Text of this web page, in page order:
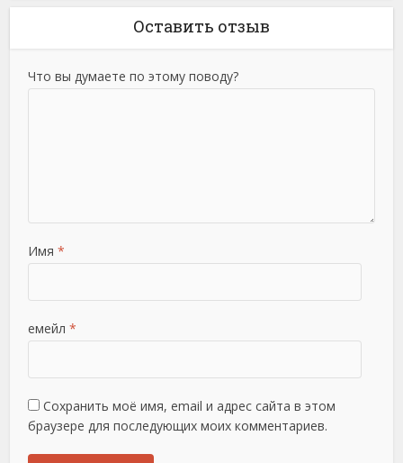
Оставить отзыв
Что вы думаете по этому поводу?
Имя *
емейл *
Сохранить моё имя, email и адрес сайта в этом
браузере для последующих моих комментариев.